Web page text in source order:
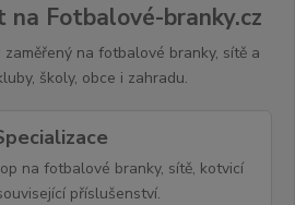
na Fotbalové-branky.cz
na fotbalové branky, sítě a
školy, obce i zahradu.
na fotbalové branky, sítě, kotvicí
příslušenství.